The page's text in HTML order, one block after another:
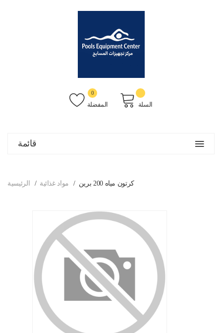
المفضلة
0
السلة
قائمة
الرئيسية مواد غذائية كرتون مياه 200 برين